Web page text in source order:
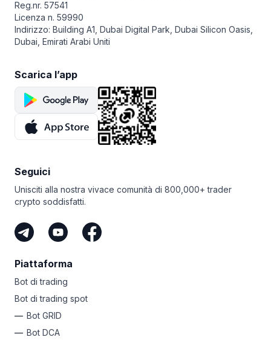
da te impostati.
Reg.nr. 57541
Licenza n. 59990
Indirizzo: Building A1, Dubai Digital Park, Dubai Silicon Oasis,
Dubai, Emirati Arabi Uniti
Scarica l’app
Seguici
Unisciti alla nostra vivace comunità di 800,000+ trader
crypto soddisfatti.
Piattaforma
Bot di trading
Bot di trading spot
Bot GRID
Bot DCA